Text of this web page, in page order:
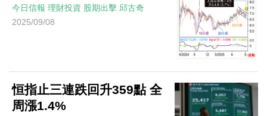
今日信報 理財投資 股期出擊 邱古奇
2025/09/08
恒指止三連跌回升359點 全
周漲1.4%